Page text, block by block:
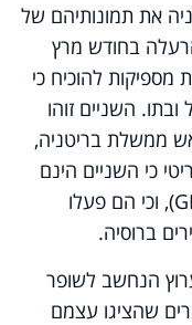
את תמונותיהם של
בחודש מרץ
מספיקות להוכיח כי
השניים זוהו
ממשלת בריטניה,
כי השניים הינם
), וכי הם פעלו
ברוסיה.
הנחשב לשופר
שהציגו עצמם